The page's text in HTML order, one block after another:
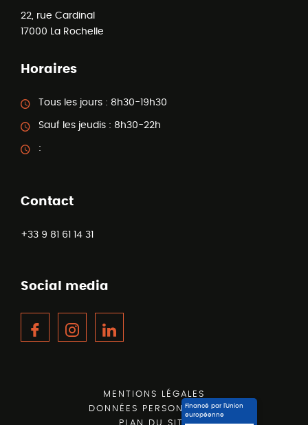
22, rue Cardinal
17000 La Rochelle
Horaires
Tous les jours : 8h30-19h30
Sauf les jeudis : 8h30-22h
Financé par l’Union
européenne
:
Contact
+33 9 81 61 14 31
Social media
FacebookInstagram
MENTIONS LÉGALES
DONNÉES PERSONNELLES